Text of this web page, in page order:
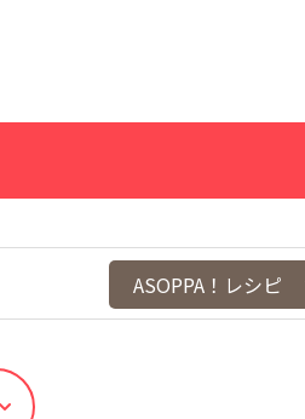
ASOPPA！レシピ